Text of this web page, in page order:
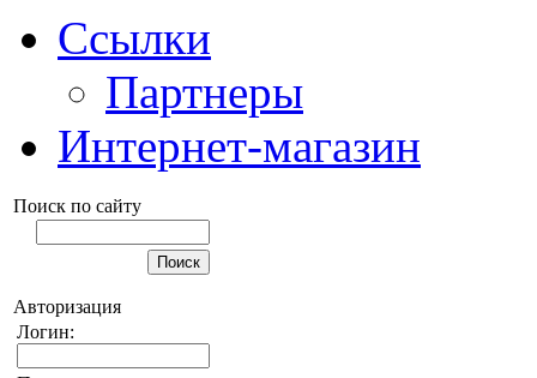
Ссылки
Партнеры
Интернет-магазин
Поиск по сайту
Авторизация
Логин: